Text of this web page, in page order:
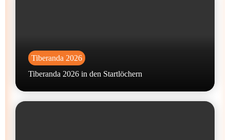
Tiberanda 2026
Tiberanda 2026 in den Startlöchern